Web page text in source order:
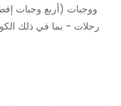
ووجبات (أربع وجبات
رحلات - بما في ذلك